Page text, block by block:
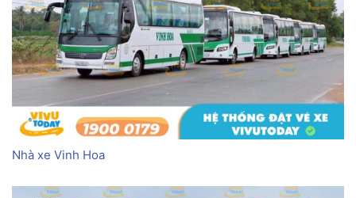
Nhà xe Vinh Hoa